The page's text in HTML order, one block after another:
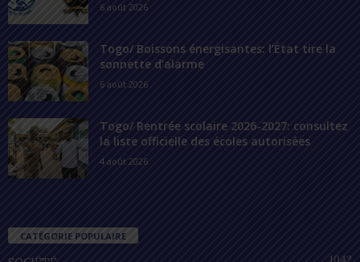
6 août 2026
Togo/ Boissons énergisantes: l’État tire la
sonnette d’alarme
6 août 2026
Togo/ Rentrée scolaire 2026-2027: consultez
la liste officielle des écoles autorisées
4 août 2026
CATÉGORIE POPULAIRE